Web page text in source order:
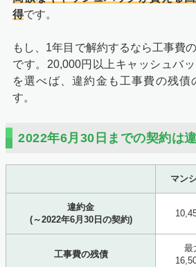
得です。
もし、1年目で解約するなら工事費
です。20,000円以上キャッシュバ
を選べば、違約金も工事費の残債
す。
2022年6月30日までの契約は
マン
違約金
(～2022年6月30日の契約)
工事費の残債
最